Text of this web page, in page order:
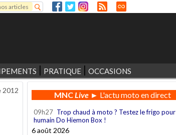
recherche
PRATIQUE OCCASIONS
2012 MNCLive► L'actu moto en direct
09h27 Trop chaud à moto ? Testez le frigo pour
humain Do Hiemon Box !
6 août 2026